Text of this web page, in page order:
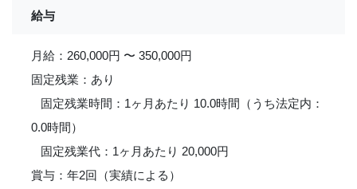
給与
月給：260,000円 〜 350,000円
固定残業：あり
固定残業時間：1ヶ月あたり 10.0時間（うち法定内：
0.0時間）
固定残業代：1ヶ月あたり 20,000円
賞与：年2回（実績による）